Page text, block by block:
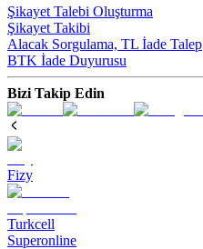
Şikayet Talebi Oluşturma
Şikayet Takibi
Alacak Sorgulama, TL İade Talep​
BTK İade Duyurusu
Bizi Takip Edin
Fizy
Turkcell
Superonline